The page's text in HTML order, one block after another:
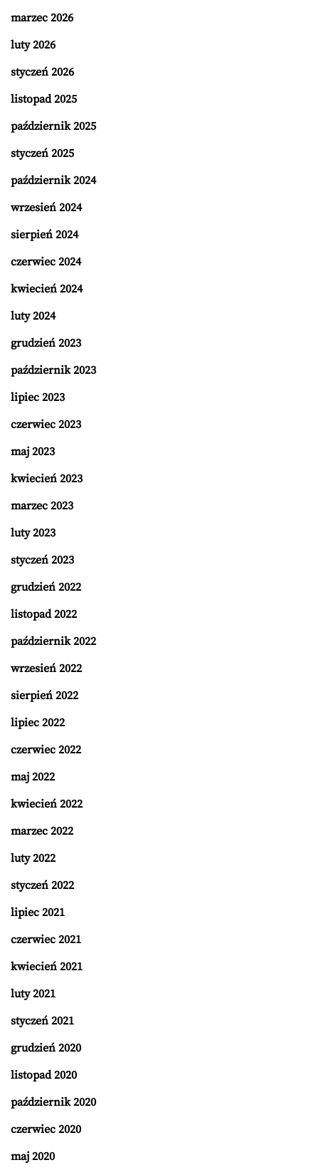
marzec 2026
luty 2026
styczeń 2026
listopad 2025
październik 2025
styczeń 2025
październik 2024
wrzesień 2024
sierpień 2024
czerwiec 2024
kwiecień 2024
luty 2024
grudzień 2023
październik 2023
lipiec 2023
czerwiec 2023
maj 2023
kwiecień 2023
marzec 2023
luty 2023
styczeń 2023
grudzień 2022
listopad 2022
październik 2022
wrzesień 2022
sierpień 2022
lipiec 2022
czerwiec 2022
maj 2022
kwiecień 2022
marzec 2022
luty 2022
styczeń 2022
lipiec 2021
czerwiec 2021
kwiecień 2021
luty 2021
styczeń 2021
grudzień 2020
listopad 2020
październik 2020
czerwiec 2020
maj 2020